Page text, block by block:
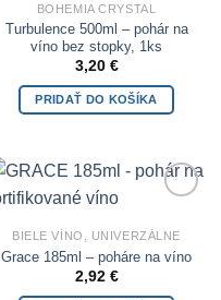
BOHEMIA CRYSTAL
Turbulence 500ml – pohár na
víno bez stopky, 1ks
3,20 €
PRIDAŤ DO KOŠÍKA
Wishlist
BIELE VÍNO, UNIVERZÁLNE
Grace 185ml – poháre na víno
2,92 €